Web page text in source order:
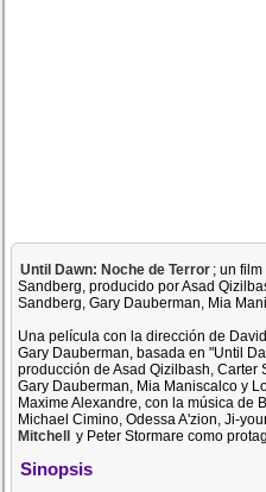
Until Dawn: Noche de Terror ; un
Sandberg, producido por Asad
Sandberg, Gary Dauberman, Mia
Una película con la dirección de
Gary Dauberman, basada en "Until
producción de Asad Qizilbash, Carter
Gary Dauberman, Mia Maniscalco y
Maxime Alexandre, con la música de
Michael Cimino, Odessa A'zion, Ji-
Mitchell
y Peter Stormare como
Sinopsis